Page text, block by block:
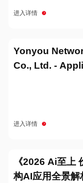
进入详情
Yonyou
Co., Ltd. -
进入详情
《2026 Ai至上
构AI应用全景解